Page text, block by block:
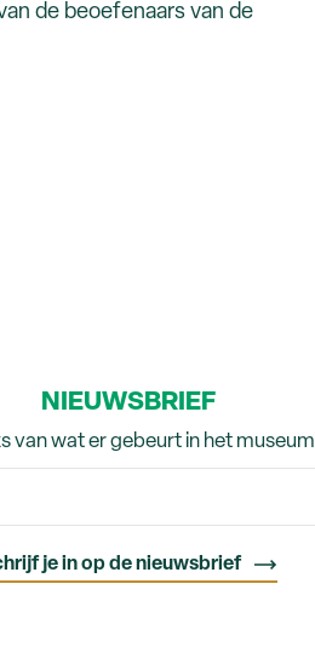
de beoefenaars van de
NIEUWSBRIEF
van wat er gebeurt in het museum